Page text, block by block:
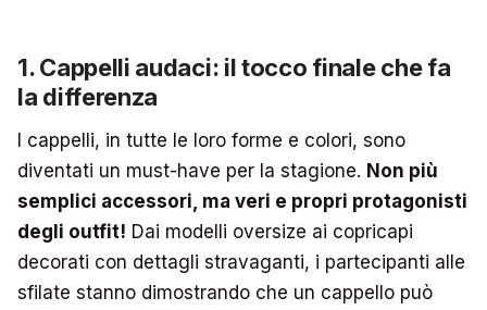
1. Cappelli audaci: il tocco finale che fa
la differenza
I cappelli, in tutte le loro forme e colori, sono
diventati un must-have per la stagione. Non più
semplici accessori, ma veri e propri protagonisti
degli outfit! Dai modelli oversize ai copricapi
decorati con dettagli stravaganti, i partecipanti alle
sfilate stanno dimostrando che un cappello può